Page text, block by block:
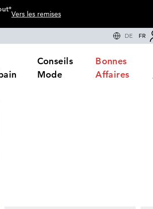
Vers les remises
DE FR
Conseils
Mode
Bonnes
Affaires